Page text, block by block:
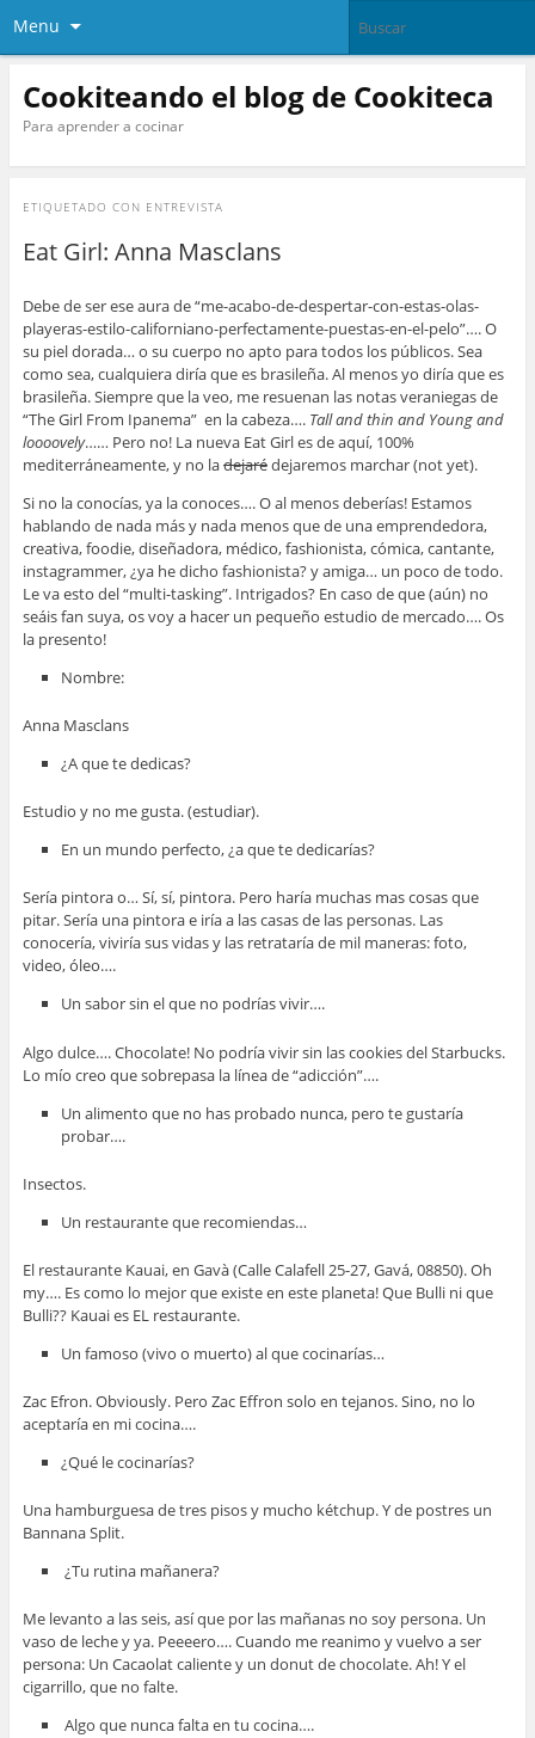
Menu
Cookiteando el blog de Cookiteca
Para aprender a cocinar
ETIQUETADO CON ENTREVISTA
Eat Girl: Anna Masclans
Debe de ser ese aura de “me-acabo-de-despertar-con-estas-olas-
playeras-estilo-californiano-perfectamente-puestas-en-el-pelo”…. O
su piel dorada… o su cuerpo no apto para todos los públicos. Sea
como sea, cualquiera diría que es brasileña. Al menos yo diría que es
brasileña. Siempre que la veo, me resuenan las notas veraniegas de
“The Girl From Ipanema” en la cabeza…. Tall and thin and Young and
loooovely…… Pero no! La nueva Eat Girl es de aquí, 100%
mediterráneamente, y no ladejarédejaremos marchar (not yet).
Si no la conocías, ya la conoces…. O al menos deberías! Estamos
hablando de nada más y nada menos que de una emprendedora,
creativa, foodie, diseñadora, médico, fashionista, cómica, cantante,
instagrammer, ¿ya he dicho fashionista? y amiga… un poco de todo.
Le va esto del “multi-tasking”. Intrigados? En caso de que (aún) no
seáis fan suya, os voy a hacer un pequeño estudio de mercado…. Os
la presento!
Nombre:
Anna Masclans
¿A que te dedicas?
Estudio y no me gusta. (estudiar).
En un mundo perfecto, ¿a que te dedicarías?
Sería pintora o… Sí, sí, pintora. Pero haría muchas mas cosas que
pitar. Sería una pintora e iría a las casas de las personas. Las
conocería, viviría sus vidas y las retrataría de mil maneras: foto,
video, óleo….
Un sabor sin el que no podrías vivir….
Algo dulce…. Chocolate! No podría vivir sin las cookies del Starbucks.
Lo mío creo que sobrepasa la línea de “adicción”….
Un alimento que no has probado nunca, pero te gustaría
probar….
Insectos.
Un restaurante que recomiendas…
El restaurante Kauai, en Gavà (Calle Calafell 25-27, Gavá, 08850). Oh
my…. Es como lo mejor que existe en este planeta! Que Bulli ni que
Bulli?? Kauai es EL restaurante.
Un famoso (vivo o muerto) al que cocinarías…
Zac Efron. Obviously. Pero Zac Effron solo en tejanos. Sino, no lo
aceptaría en mi cocina….
¿Qué le cocinarías?
Una hamburguesa de tres pisos y mucho kétchup. Y de postres un
Bannana Split.
¿Tu rutina mañanera?
Me levanto a las seis, así que por las mañanas no soy persona. Un
vaso de leche y ya. Peeeero…. Cuando me reanimo y vuelvo a ser
persona: Un Cacaolat caliente y un donut de chocolate. Ah! Y el
cigarrillo, que no falte.
Algo que nunca falta en tu cocina….